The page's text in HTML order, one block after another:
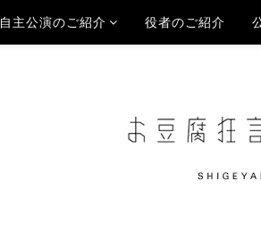
自主公演のご紹介 役者のご紹介